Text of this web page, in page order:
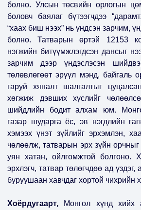
болно. Улсын төсвийн орлогын
боловч баялаг бүтээгчдээ
“хаах биш нээх” нь үндсэн зарчим,
болно. Татварын өртэй 12153
нэгжийн битүүмжлэгдсэн дансыг
зарчим дээр үндэслэсэн
төлөвлөгөөт эрүүл мэнд, байгаль
гаруй хяналт шалгалтыг
хөгжиж дэвших хүслийг
шийдлийн бодит алхам юм.
газар шударга ёс, эв нэгдлийн
хэмээх үнэт зүйлийг эрхэмлэн,
чөлөөлж, татварын эрх зүйн орчныг
уян хатан, ойлгомжтой болгоно.
эрхлэгч, татвар төлөгчдөө ад
буруушаан хавчдаг хортой чихрийн
Хоёрдугаарт, Монгол хүнд хийх